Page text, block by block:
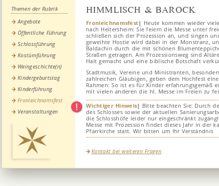
Themen der Rubrik
Angebote
Öffentliche Führung
Schlossführung
Kostümführung
Weingeschichte(n)
Kindergeburtstag
Kinderführung
Fronleichnamsfest
Veranstaltungen
HIMMLISCH & BAROCK
Fronleichnamsfest| Heute kommen wieder
nach Heitersheim: Sie feiern die Messe unter
schließen sich der Prozession an, und singen
geweihte Hostie wird dabei in der Monstranz,
Baldachin durch die mit schönen
Straßen getragen. Am Prozessionsweg sind
Halt gemacht und eine biblische Botschaft
Stadtmusik, Vereine und Ministranten,
zahlreichen Gläubigen, geben dem Hochfest
Rahmen: So ist es für Kinder erfahrungsgemäß
mit vielen anderen die hl. Messe im Freien zu
Wichtiger Hinweis| Bitte beachten Sie: Durch
des Schlosses sowie der aktuellen
die Schlosshöfe leider nur eingeschränkt
Messe mit Prozession findet dieses Jahr in der
Pfarrkirche statt. Wir bitten um Ihr Verständnis
Kontakt bei weiteren Fragen